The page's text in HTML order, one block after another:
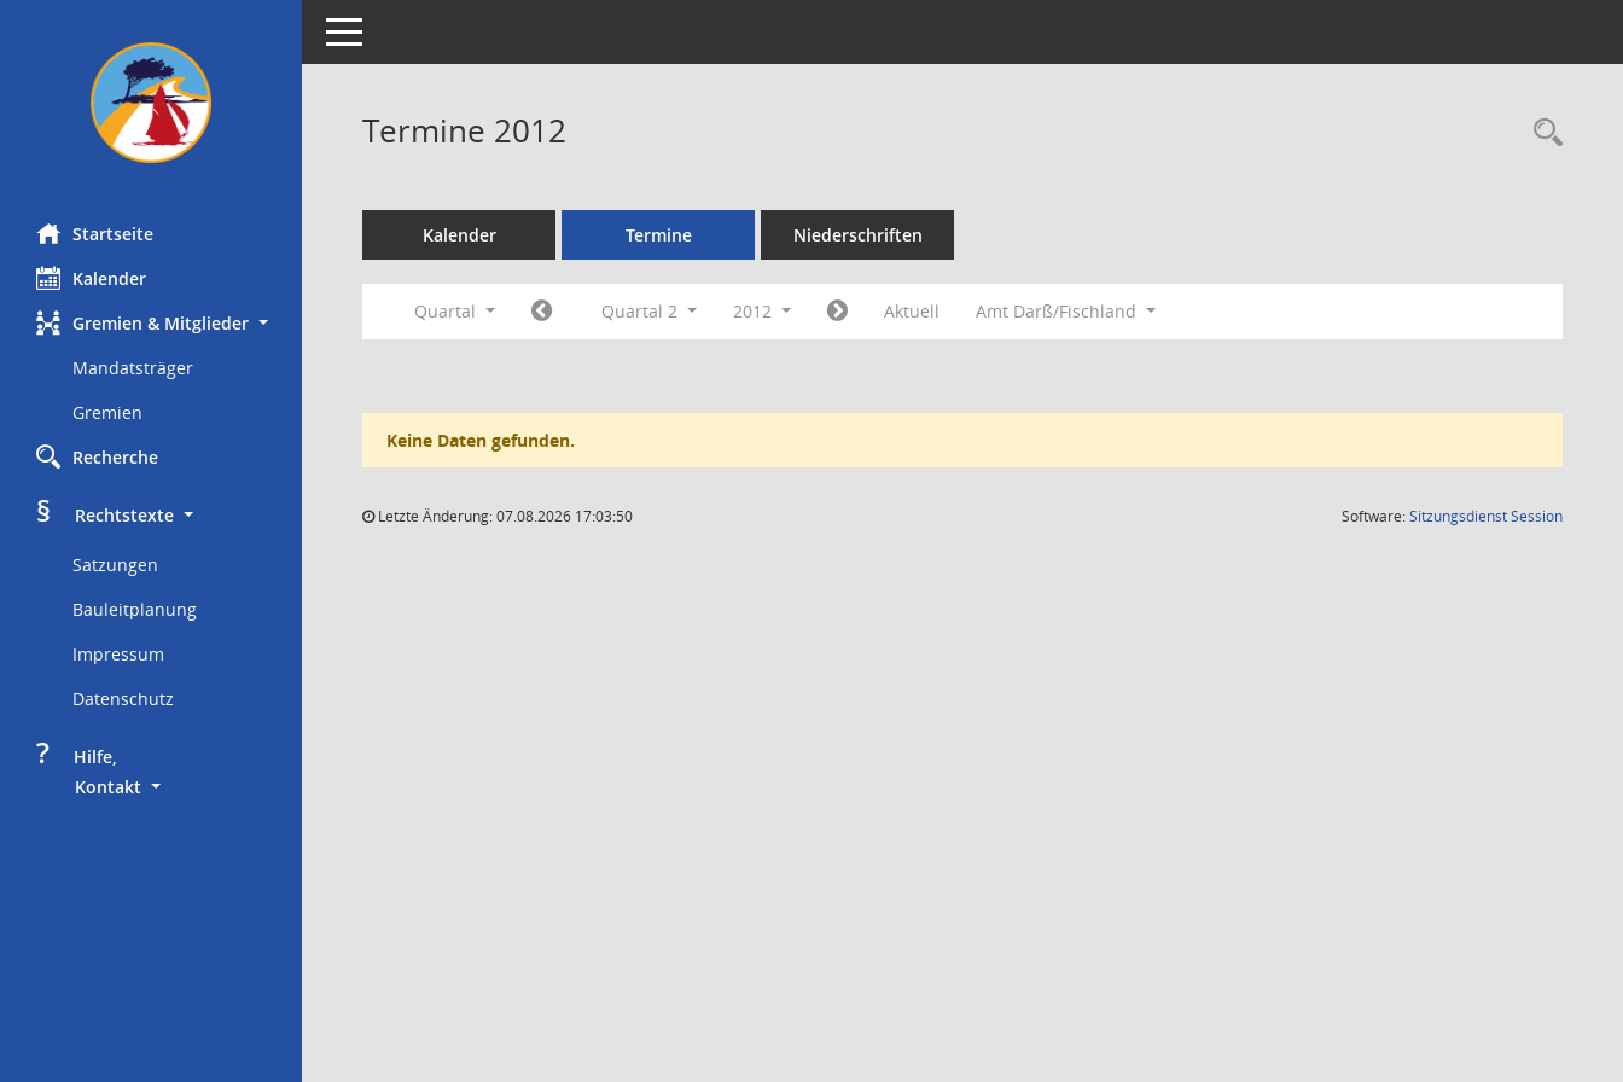
Startseite
Kalender
Gremien & Mitglieder
Mandatsträger
Gremien
Recherche
§
     Rechtstexte
Satzungen
Bauleitplanung
Impressum
Datenschutz
?
     Hilfe,
Kontakt
Toggle navigation
Termine 2012
Kalender Termine Niederschriften
Quartal Quartal 2 2012 Aktuell Amt Darß/Fischland
Keine Daten gefunden.
Letzte Änderung: 07.08.2026 17:03:50 Software:SitzungsdienstSession(Wird in